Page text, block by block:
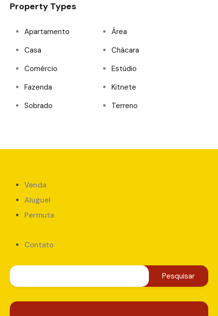
Property Types
Apartamento
Área
Casa
Chácara
Comércio
Estúdio
Fazenda
Kitnete
Sobrado
Terreno
Venda
Aluguel
Permuta
Contato